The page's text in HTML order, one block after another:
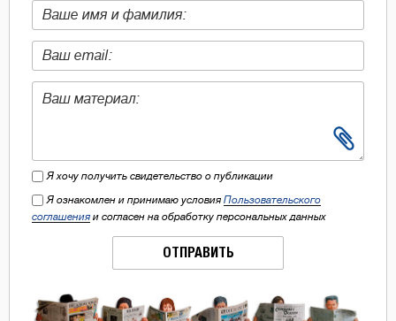
Я хочу получить свидетельство о публикации
Я ознакомлен и принимаю условия Пользовательского
соглашения и согласен на обработку персональных данных
ОТПРАВИТЬ